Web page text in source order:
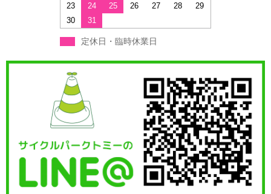
23
24 25 26 27 28
29
30
31
定休日・臨時休業日